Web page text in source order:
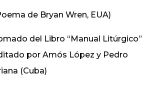
de Bryan Wren, EUA)
del Libro “Manual Litúrgico”
por Amós López y Pedro
(Cuba)